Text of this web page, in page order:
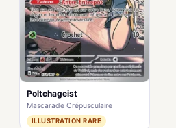
Poltchageist
Mascarade Crépusculaire
ILLUSTRATION RARE